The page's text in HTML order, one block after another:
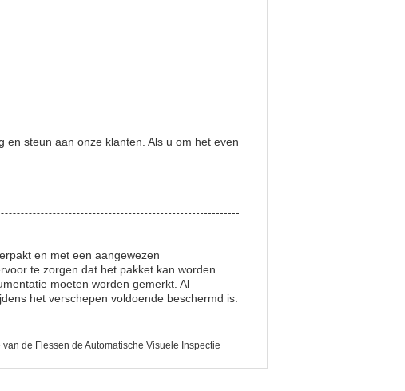
en steun aan onze klanten. Als u om het even
en met een aangewezen
te zorgen dat het pakket kan worden
moeten worden gemerkt. Al
het verschepen voldoende beschermd is.
de Flessen de Automatische Visuele Inspectie